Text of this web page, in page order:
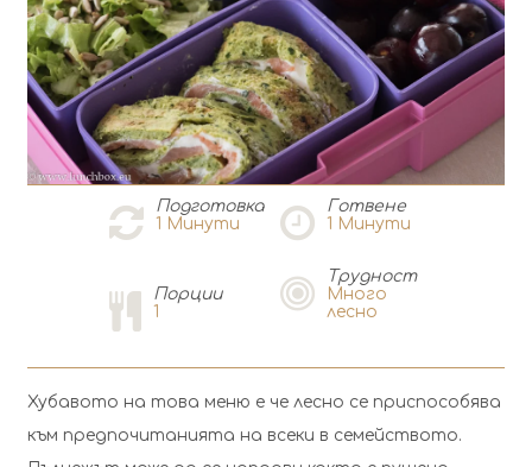
Подготовка
1 Минути
Готвене
1 Минути
Порции
1
Tрудност
Много
лесно
Хубавото на това меню е че лесно се приспособява
към предпочитанията на всеки в семейството.